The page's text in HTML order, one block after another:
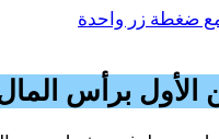
ضغطة زر واحدة
برأس المال